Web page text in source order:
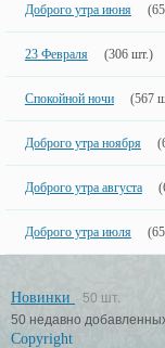
Доброго утра июня
23 Февраля (306 шт.)
Спокойной ночи (567
Доброго утра ноября
Доброго утра августа
Доброго утра июля
Новинки
50 шт.
50 недавно
Copyright